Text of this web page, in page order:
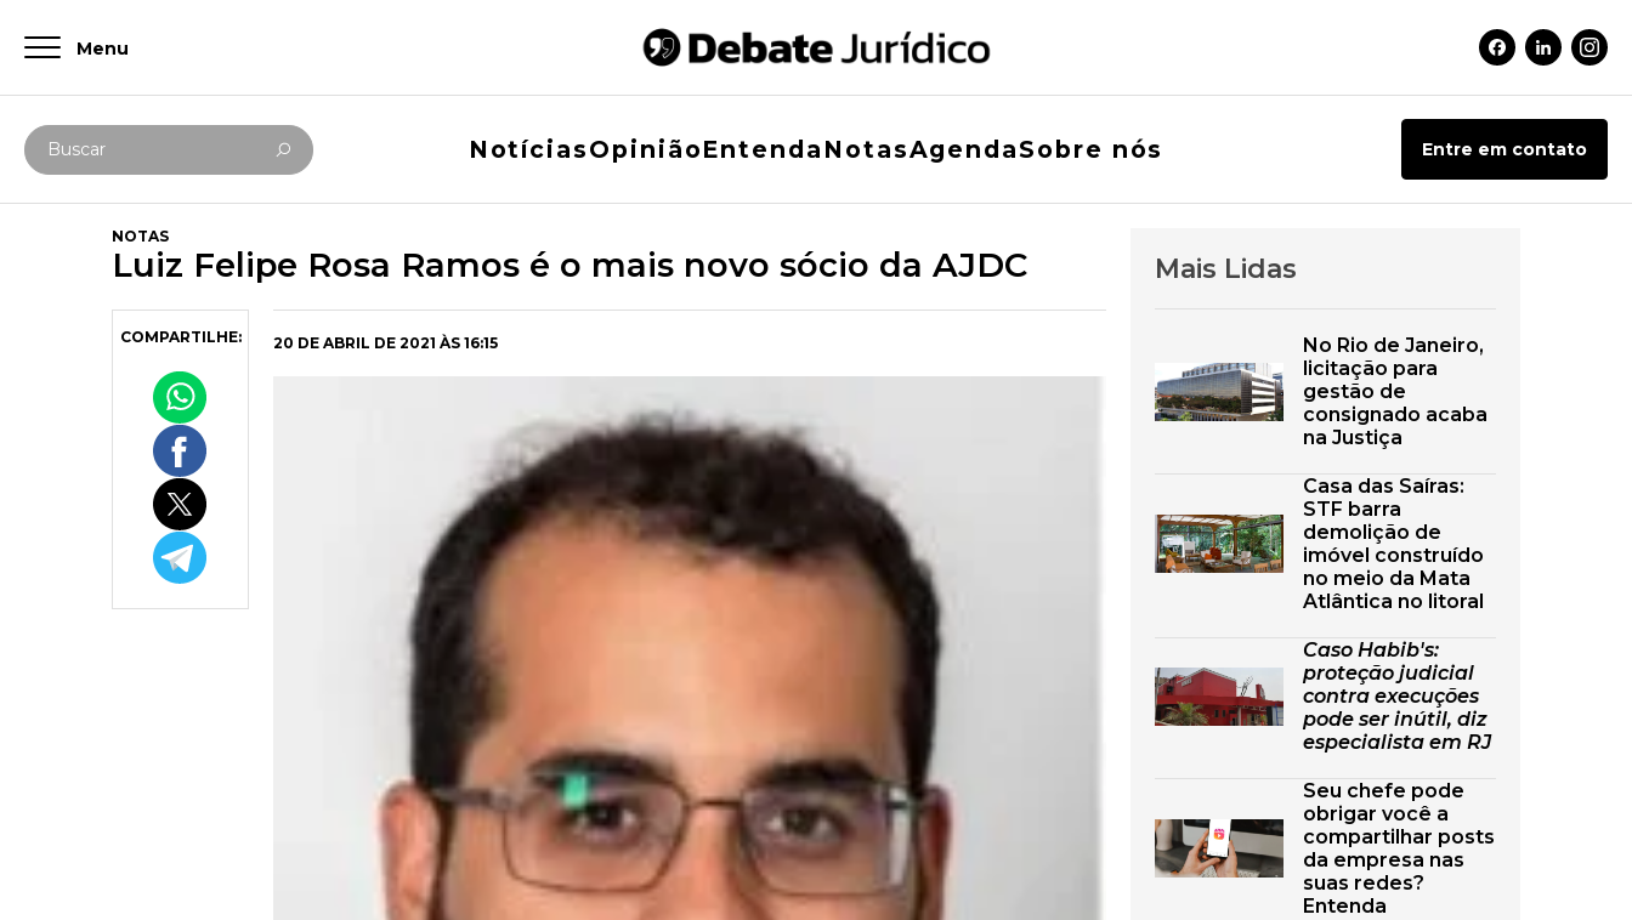
Menu Facebook
Linkedin
Digite abaixo sua busca
Buscar
NotíciasOpiniãoEntenda NotasAgendaSobre nós Entre em contato
NOTAS
Luiz Felipe Rosa Ramos é o mais novo sócio da AJDC
COMPARTILHE: 20 DE ABRIL DE 2021 ÀS 16:15
Mais Lidas
No Rio de Janeiro,
licitação para
gestão de
consignado acaba
na Justiça
Casa das Saíras:
STF barra
demolição de
imóvel construído
no meio da Mata
Atlântica no litoral
Caso Habib's:
proteção judicial
contra execuções
pode ser inútil, diz
especialista em RJ
Seu chefe pode
obrigar você a
compartilhar posts
da empresa nas
suas redes?
Entenda